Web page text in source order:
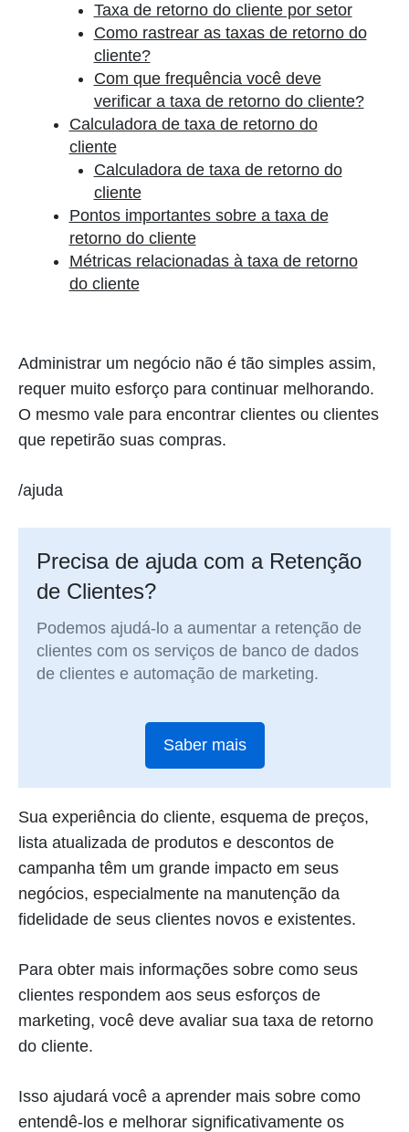
Taxa de retorno do cliente por setor
Como rastrear as taxas de retorno do
cliente?
Com que frequência você deve
verificar a taxa de retorno do cliente?
Calculadora de taxa de retorno do
cliente
Calculadora de taxa de retorno do
cliente
Pontos importantes sobre a taxa de
retorno do cliente
Métricas relacionadas à taxa de retorno
do cliente
Administrar um negócio não é tão simples assim,
requer muito esforço para continuar melhorando.
O mesmo vale para encontrar clientes ou clientes
que repetirão suas compras.
/ajuda
Precisa de ajuda com a Retenção
de Clientes?
Podemos ajudá-lo a aumentar a retenção de
clientes com os serviços de banco de dados
de clientes e automação de marketing.
Saber mais
Sua experiência do cliente, esquema de preços,
lista atualizada de produtos e descontos de
campanha têm um grande impacto em seus
negócios, especialmente na manutenção da
fidelidade de seus clientes novos e existentes.
Para obter mais informações sobre como seus
clientes respondem aos seus esforços de
marketing, você deve avaliar sua taxa de retorno
do cliente.
Isso ajudará você a aprender mais sobre como
entendê-los e melhorar significativamente os